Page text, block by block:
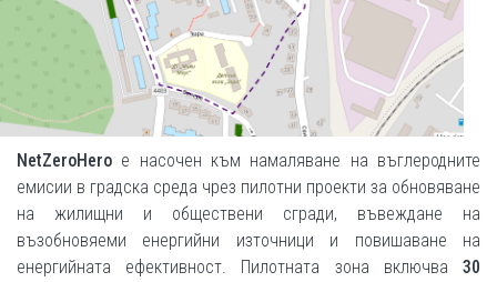
NetZeroHero е насочен към намаляване на въглеродните
емисии в градска среда чрез пилотни проекти за обновяване
на жилищни и обществени сгради, въвеждане на
възобновяеми енергийни източници и повишаване на
енергийната ефективност. Пилотната зона включва 30